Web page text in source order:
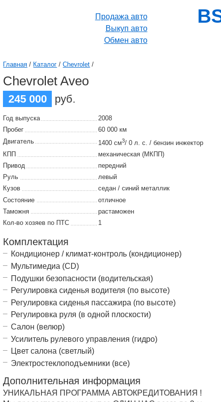
Продажа авто
Выкуп авто
Обмен авто
Главная / Каталог /Chevrolet /
Chevrolet Aveo
245 000 руб.
Год выпуска
2008
Пробег
60 000 км
Двигатель
1400 см3/ 0 л. с. / бензин инжектор
КПП
механическая (МКПП)
Привод
передний
Руль
левый
Кузов
седан / синий металлик
Состояние
отличное
Таможня
растаможен
Кол-во хозяев по ПТС
1
Комплектация
Кондиционер / климат-контроль (кондиционер)
Мультимедиа (CD)
Подушки безопасности (водительская)
Регулировка сиденья водителя (по высоте)
Регулировка сиденья пассажира (по высоте)
Регулировка руля (в одной плоскости)
Салон (велюр)
Усилитель рулевого управления (гидро)
Цвет салона (светлый)
Электростеклоподъемники (все)
Дополнительная информация
УНИКАЛЬНАЯ ПРОГРАММА АВТОКРЕДИТОВАНИЯ !